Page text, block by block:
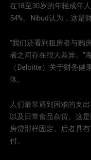
在18至30岁的年轻成年
54%。Nibud认为，这是
“我们还看到租房者与购
者之间存在很大差异。”
（Deloitte）关于财务
体。
人们最常遇到困难的支
以及日常食品杂货。这
房贷那样固定。后者具
付。